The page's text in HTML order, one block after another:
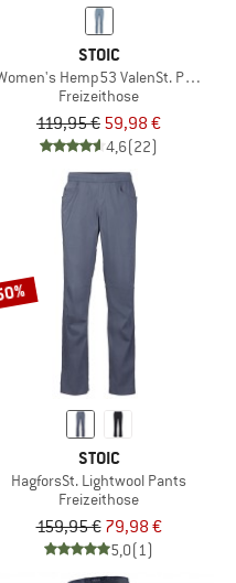
STOIC
Hemp53 ValenSt. Pant
Freizeithose
119,95 € 59,98 €
4,6(22)
STOIC
HagforsSt. Lightwool Pants
Freizeithose
159,95 € 79,98 €
5,0(1)